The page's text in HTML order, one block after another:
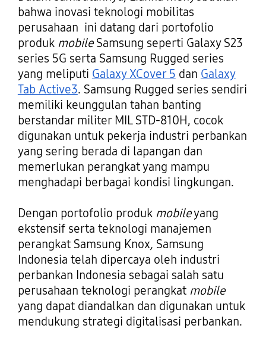
bahwa inovasi teknologi mobilitas
perusahaan ini datang dari portofolio
produk mobileSamsung seperti Galaxy S23
series 5G serta Samsung Rugged series
yang meliputi Galaxy XCover 5 dan Galaxy
Tab Active3. Samsung Rugged series sendiri
memiliki keunggulan tahan banting
berstandar militer MIL STD-810H, cocok
digunakan untuk pekerja industri perbankan
yang sering berada di lapangan dan
memerlukan perangkat yang mampu
menghadapi berbagai kondisi lingkungan.
Dengan portofolio produk mobileyang
ekstensif serta teknologi manajemen
perangkat Samsung Knox, Samsung
Indonesia telah dipercaya oleh industri
perbankan Indonesia sebagai salah satu
perusahaan teknologi perangkat mobile
yang dapat diandalkan dan digunakan untuk
mendukung strategi digitalisasi perbankan.